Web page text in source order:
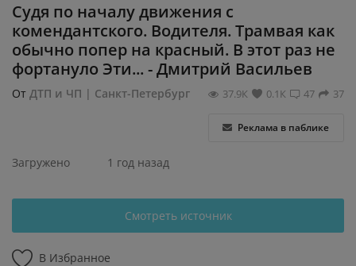
Судя по началу движения с
комендантского. Водителя. Трамвая как
обычно попер на красный. В этот раз не
фортануло Эти... - Дмитрий Васильев
От ДТП и ЧП | Санкт-Петербург 37
47
0.1К
37.9К
Реклама в паблике
Загружено 1 год назад
Смотреть источник
В Избранное